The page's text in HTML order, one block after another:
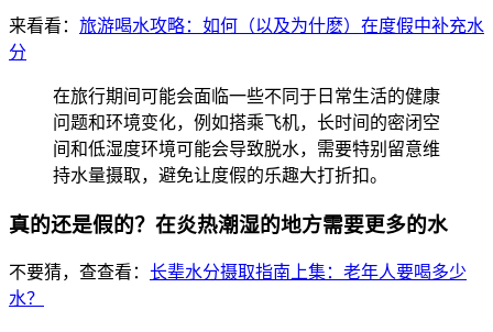
来看看： 旅游喝水攻略：如何（以及为什麽）在度假中补充水
分
在旅行期间可能会面临一些不同于日常生活的健康
问题和环境变化，例如搭乘飞机，长时间的密闭空
间和低湿度环境可能会导致脱水，需要特别留意维
持水量摄取，避免让度假的乐趣大打折扣。
真的还是假的？在炎热潮湿的地方需要更多的水
不要猜，查查看： 长辈水分摄取指南上集：老年人要喝多少
水？